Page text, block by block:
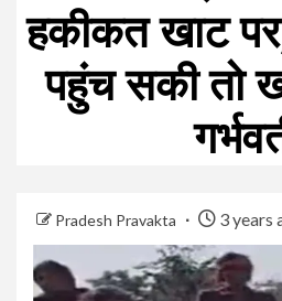
हकीकत खाट
पहुंच सकी तो
Pradesh Pravakta 3 years